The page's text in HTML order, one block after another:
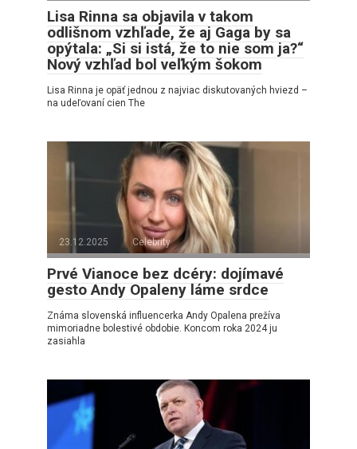
Lisa Rinna sa objavila v takom
odlišnom vzhľade, že aj Gaga by sa
opýtala: „Si si istá, že to nie som ja?“
Nový vzhľad bol veľkým šokom
Lisa Rinna je opäť jednou z najviac diskutovaných hviezd –
na udeľovaní cien The
23.12.2025 Celebrity
Prvé Vianoce bez dcéry: dojímavé
gesto Andy Opaleny láme srdce
Známa slovenská influencerka Andy Opalena prežíva
mimoriadne bolestivé obdobie. Koncom roka 2024 ju
zasiahla